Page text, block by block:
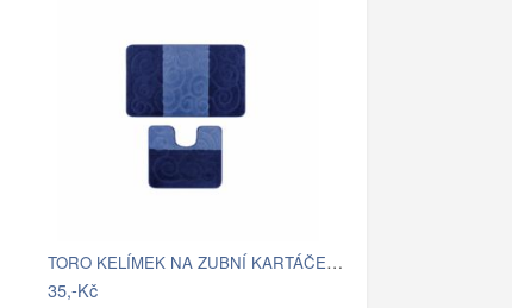
TORO KELÍMEK NA ZUBNÍ KARTÁČEK, PLAST
35,-Kč